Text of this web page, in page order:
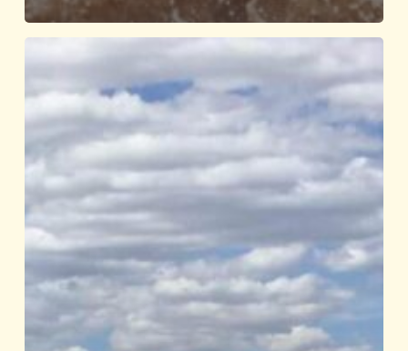
SIGNIFICATION
DES
LIEUX
GRAND
CANYON
OUEST